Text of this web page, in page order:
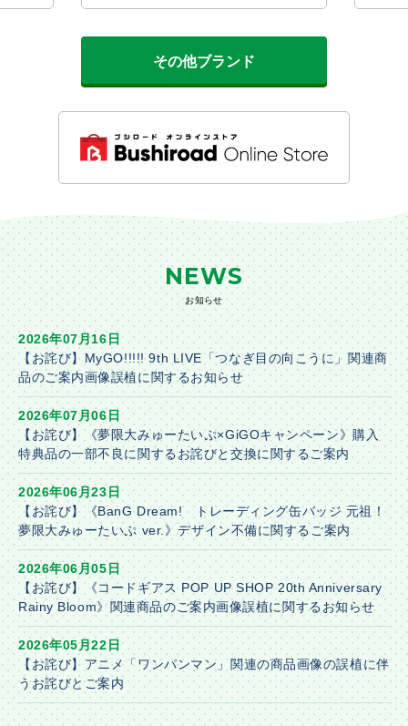
その他ブランド
NEWS
お知らせ
2026年07月16日
【お詫び】MyGO!!!!! 9th LIVE「つなぎ目の向こうに」関連商
品のご案内画像誤植に関するお知らせ
2026年07月06日
【お詫び】《夢限大みゅーたいぷ×GiGOキャンペーン》購入
特典品の一部不良に関するお詫びと交換に関するご案内
2026年06月23日
【お詫び】《BanG Dream! トレーディング缶バッジ 元祖！
夢限大みゅーたいぷ ver.》デザイン不備に関するご案内
2026年06月05日
【お詫び】《コードギアス POP UP SHOP 20th Anniversary
Rainy Bloom》関連商品のご案内画像誤植に関するお知らせ
2026年05月22日
【お詫び】アニメ「ワンパンマン」関連の商品画像の誤植に伴
うお詫びとご案内